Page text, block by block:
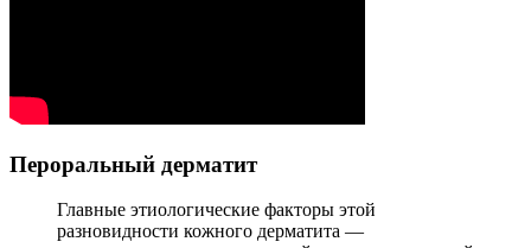
Пероральный дерматит
Главные этиологические факторы этой
разновидности кожного дерматита —